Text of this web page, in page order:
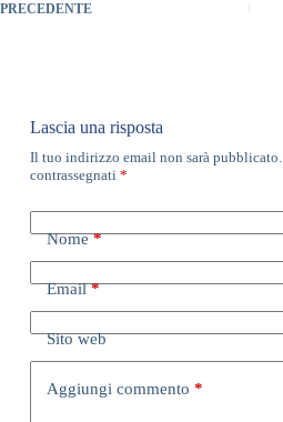
PRECEDENTE
Lascia una risposta
Il tuo indirizzo email non sarà pubblicato.
contrassegnati *
Nome*
Email*
Sito web
Aggiungi commento *